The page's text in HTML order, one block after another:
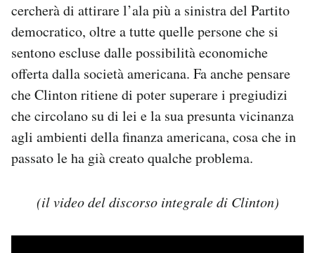
cercherà di attirare l’ala più a sinistra del Partito
democratico, oltre a tutte quelle persone che si
sentono escluse dalle possibilità economiche
offerta dalla società americana. Fa anche pensare
che Clinton ritiene di poter superare i pregiudizi
che circolano su di lei e la sua presunta vicinanza
agli ambienti della finanza americana, cosa che in
passato le ha già creato qualche problema.
(il video del discorso integrale di Clinton)